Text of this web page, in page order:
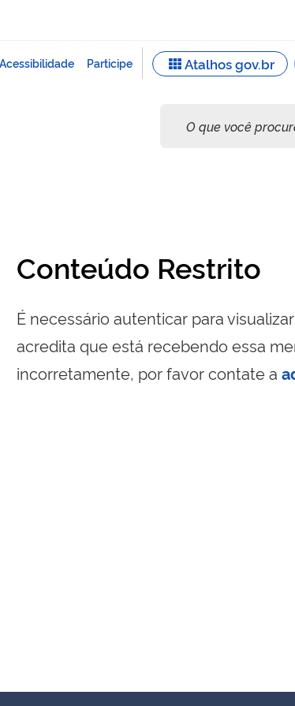
Conteúdo Restrito
É necessário autenticar para
acredita que está recebendo essa
incorretamente, por favor contate a